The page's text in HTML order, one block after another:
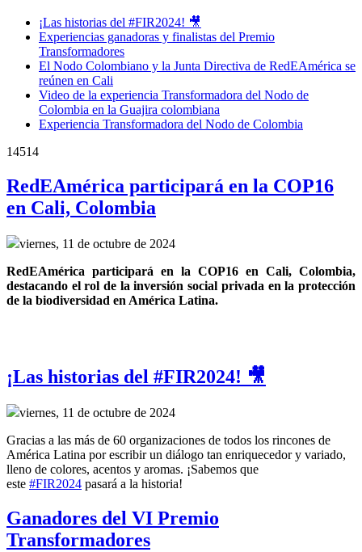
¡Las historias del #FIR2024! 🎥
Experiencias ganadoras y finalistas del Premio
Transformadores
El Nodo Colombiano y la Junta Directiva de RedEAmérica se
reúnen en Cali
Video de la experiencia Transformadora del Nodo de
Colombia en la Guajira colombiana
Experiencia Transformadora del Nodo de Colombia
14514
RedEAmérica participará en la COP16
en Cali, Colombia
viernes, 11 de octubre de 2024
RedEAmérica participará en la COP16 en Cali, Colombia,
destacando el rol de la inversión social privada en la protección
de la biodiversidad en América Latina.
¡Las historias del #FIR2024! 🎥
viernes, 11 de octubre de 2024
Gracias a las más de 60 organizaciones de todos los rincones de
América Latina por escribir un diálogo tan enriquecedor y variado,
lleno de colores, acentos y aromas. ¡Sabemos que
este #FIR2024 pasará a la historia!
Ganadores del VI Premio
Transformadores